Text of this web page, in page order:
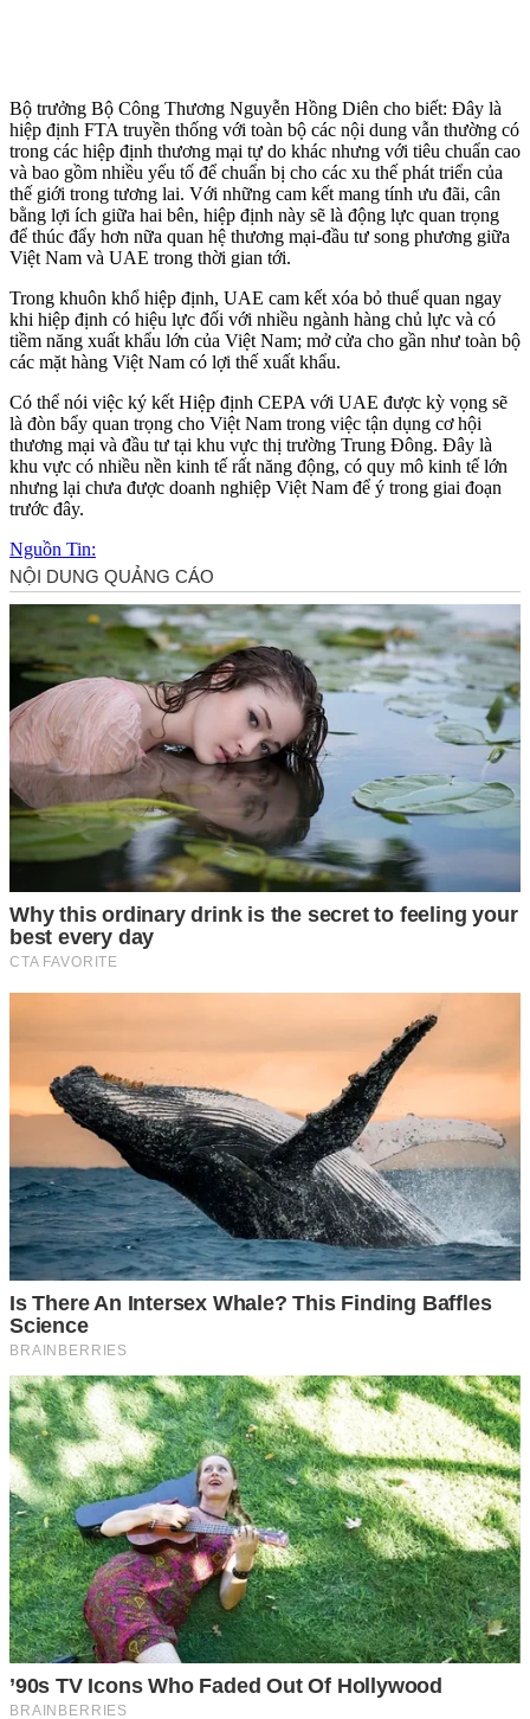
Bộ trưởng Bộ Công Thương Nguyễn Hồng Diên cho biết: Đây là
hiệp định FTA truyền thống với toàn bộ các nội dung vẫn thường có
trong các hiệp định thương mại tự do khác nhưng với tiêu chuẩn cao
và bao gồm nhiều yếu tố để chuẩn bị cho các xu thế phát triển của
thế giới trong tương lai. Với những cam kết mang tính ưu đãi, cân
bằng lợi ích giữa hai bên, hiệp định này sẽ là động lực quan trọng
để thúc đẩy hơn nữa quan hệ thương mại-đầu tư song phương giữa
Việt Nam và UAE trong thời gian tới.
Trong khuôn khổ hiệp định, UAE cam kết xóa bỏ thuế quan ngay
khi hiệp định có hiệu lực đối với nhiều ngành hàng chủ lực và có
tiềm năng xuất khẩu lớn của Việt Nam; mở cửa cho gần như toàn bộ
các mặt hàng Việt Nam có lợi thế xuất khẩu.
Có thể nói việc ký kết Hiệp định CEPA với UAE được kỳ vọng sẽ
là đòn bẩy quan trọng cho Việt Nam trong việc tận dụng cơ hội
thương mại và đầu tư tại khu vực thị trường Trung Đông. Đây là
khu vực có nhiều nền kinh tế rất năng động, có quy mô kinh tế lớn
nhưng lại chưa được doanh nghiệp Việt Nam để ý trong giai đoạn
trước đây.
Nguồn Tin: